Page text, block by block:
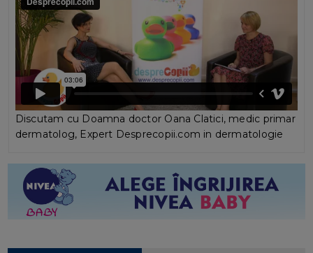
Discutam cu Doamna doctor Oana Clatici, medic primar
dermatolog, Expert Desprecopii.com in dermatologie